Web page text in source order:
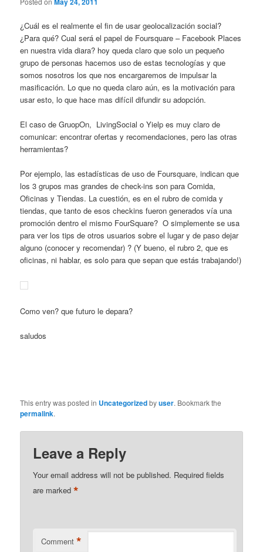
¿Cuál es el realmente el fin de usar geolocalización social?
¿Para qué? Cual será el papel de Foursquare – Facebook Places
en nuestra vida diara? hoy queda claro que solo un pequeño
grupo de personas hacemos uso de estas tecnologías y que
somos nosotros los que nos encargaremos de impulsar la
masificación. Lo que no queda claro aún, es la motivación para
usar esto, lo que hace mas difícil difundir su adopción.
El caso de GruopOn, LivingSocial o Yielp es muy claro de
comunicar: encontrar ofertas y recomendaciones, pero las otras
herramientas?
Por ejemplo, las estadísticas de uso de Foursquare, indican que
los 3 grupos mas grandes de check-ins son para Comida,
Oficinas y Tiendas. La cuestión, es en el rubro de comida y
tiendas, que tanto de esos checkins fueron generados vía una
promoción dentro el mismo FourSquare? O simplemente se usa
para ver los tips de otros usuarios sobre el lugar y de paso dejar
alguno (conocer y recomendar) ? (Y bueno, el rubro 2, que es
oficinas, ni hablar, es solo para que sepan que estás trabajando!)
Como ven? que futuro le depara?
saludos
This entry was posted in Uncategorizedbyuser. Bookmark the
permalink.
Leave a Reply
Your email address will not be published. Required fields
are marked*
Comment *